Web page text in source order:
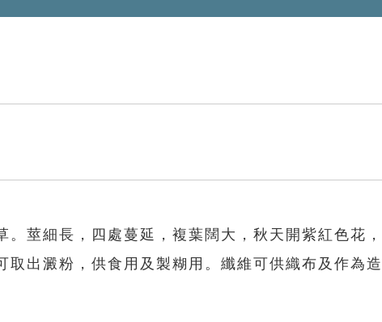
。莖細長，四處蔓延，複葉闊大，秋天開紫紅色花
取出澱粉，供食用及製糊用。纖維可供織布及作為